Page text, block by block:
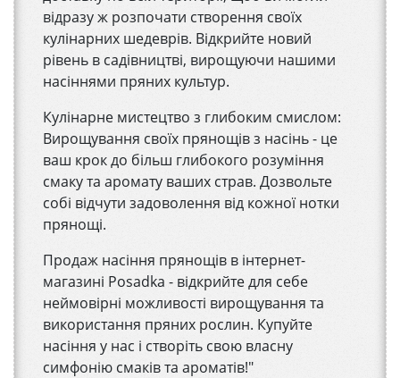
відразу ж розпочати створення своїх
кулінарних шедеврів. Відкрийте новий
рівень в садівництві, вирощуючи нашими
насіннями пряних культур.
Кулінарне мистецтво з глибоким смислом:
Вирощування своїх прянощів з насінь - це
ваш крок до більш глибокого розуміння
смаку та аромату ваших страв. Дозвольте
собі відчути задоволення від кожної нотки
прянощі.
Продаж насіння прянощів в інтернет-
магазині Posadka - відкрийте для себе
неймовірні можливості вирощування та
використання пряних рослин. Купуйте
насіння у нас і створіть свою власну
симфонію смаків та ароматів!"